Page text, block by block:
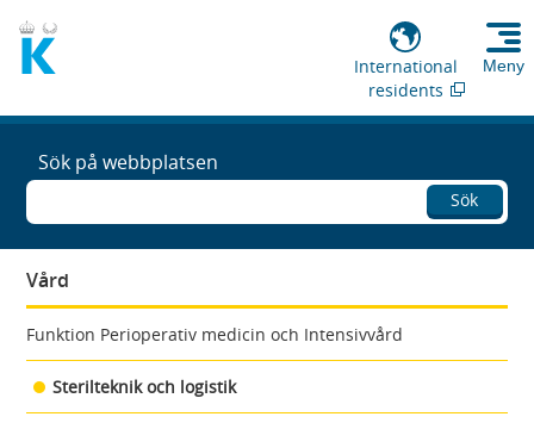
International
residents
Meny
Sök på webbplatsen
Sök
Vård
Funktion Perioperativ medicin och Intensivvård
Sterilteknik och logistik